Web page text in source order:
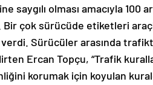
saygılı olması amacıyla 100
Bir çok sürücüde etiketleri
Sürücüler arasında
Ercan Topçu, “Trafik
korumak için koyulan